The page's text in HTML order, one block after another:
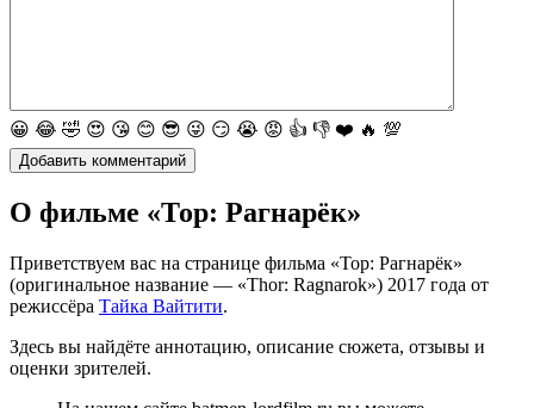
😀 😂 🤣 😍 😘 😊 😎 😜 😏 😭 😡 👍 👎 ❤️ 🔥 💯
О фильме «Тор: Рагнарёк»
Приветствуем вас на странице фильма «Тор: Рагнарёк»
(оригинальное название — «Thor: Ragnarok») 2017 года от
режиссёра Тайка Вайтити.
Здесь вы найдёте аннотацию, описание сюжета, отзывы и
оценки зрителей.